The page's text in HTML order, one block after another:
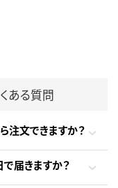
ある質問
注文できますか？
届きますか？